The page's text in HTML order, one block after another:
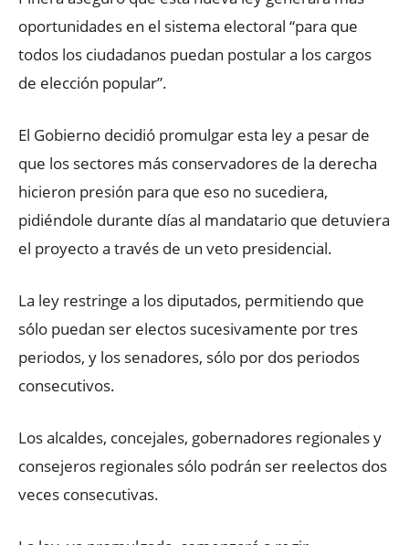
oportunidades en el sistema electoral “para que
todos los ciudadanos puedan postular a los cargos
de elección popular”.
El Gobierno decidió promulgar esta ley a pesar de
que los sectores más conservadores de la derecha
hicieron presión para que eso no sucediera,
pidiéndole durante días al mandatario que detuviera
el proyecto a través de un veto presidencial.
La ley restringe a los diputados, permitiendo que
sólo puedan ser electos sucesivamente por tres
periodos, y los senadores, sólo por dos periodos
consecutivos.
Los alcaldes, concejales, gobernadores regionales y
consejeros regionales sólo podrán ser reelectos dos
veces consecutivas.